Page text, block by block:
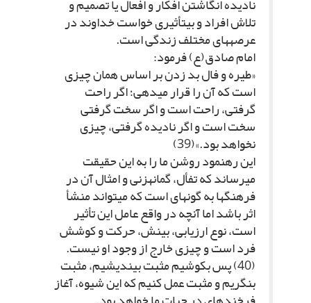
نادیده انگاشتن افکار و افعال یا تصمیم و
تلاش افراد و بى‏تأثیرى خواست خداوند در
عرصه‏هاى مختلف زندگى است.
امام صادق(ع) فرمود:
«طیره و فال بد زدن بر اساس همان چیزى
است که آن را قرار مى‏دهى؛ اگر راحت
گرفتى، راحت است و اگر سخت گرفتى
سخت است و اگر نادیده گرفتى، چیزى
نخواهد بود.»(39)
این رهنمود روشن ما را به این حقیقت
مى‏رساند که تفأل، گمانه‏زنى و امثال آن در
فرهنگ‏ها به گونه‏اى است که مى‏تواند منشأ
اثر باشد اما آنچه در واقع عامل این تأثیر
است، نوع ارزیابى، بینش، حرکت و کوشش
فرد است و چیزى خارج از وجود او نیست.
(40) پس بکوشیم مثبت بیندیشیم، مثبت
بنگریم و مثبت عمل کنیم که این شیوه، آغاز